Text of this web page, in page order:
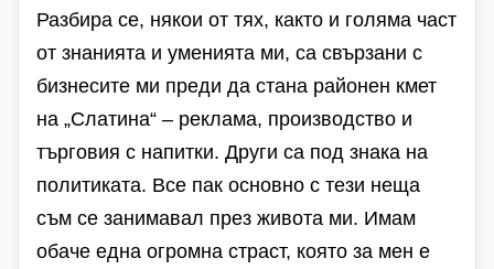
Разбира се, някои от тях, както и голяма част
от знанията и уменията ми, са свързани с
бизнесите ми преди да стана районен кмет
на „Слатина“ – реклама, производство и
търговия с напитки. Други са под знака на
политиката. Все пак основно с тези неща
съм се занимавал през живота ми. Имам
обаче една огромна страст, която за мен е